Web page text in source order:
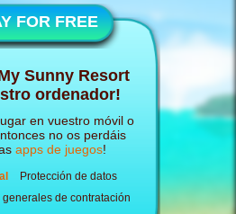
FOR FREE
Sunny Resort
ordenador!
en vuestro móvil o
no os perdáis
apps de juegos!
Protección de datos
de contratación